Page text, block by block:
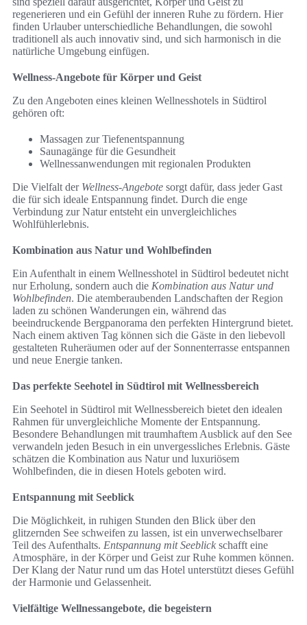
regenerieren und ein Gefühl der inneren Ruhe zu fördern. Hier
finden Urlauber unterschiedliche Behandlungen, die sowohl
traditionell als auch innovativ sind, und sich harmonisch in die
natürliche Umgebung einfügen.
Wellness-Angebote für Körper und Geist
Zu den Angeboten eines kleinen Wellnesshotels in Südtirol
gehören oft:
Massagen zur Tiefenentspannung
Saunagänge für die Gesundheit
Wellnessanwendungen mit regionalen Produkten
Die Vielfalt der Wellness-Angebote sorgt dafür, dass jeder Gast
die für sich ideale Entspannung findet. Durch die enge
Verbindung zur Natur entsteht ein unvergleichliches
Wohlfühlerlebnis.
Kombination aus Natur und Wohlbefinden
Ein Aufenthalt in einem Wellnesshotel in Südtirol bedeutet nicht
nur Erholung, sondern auch die Kombination aus Natur und
Wohlbefinden. Die atemberaubenden Landschaften der Region
laden zu schönen Wanderungen ein, während das
beeindruckende Bergpanorama den perfekten Hintergrund bietet.
Nach einem aktiven Tag können sich die Gäste in den liebevoll
gestalteten Ruheräumen oder auf der Sonnenterrasse entspannen
und neue Energie tanken.
Das perfekte Seehotel in Südtirol mit Wellnessbereich
Ein Seehotel in Südtirol mit Wellnessbereich bietet den idealen
Rahmen für unvergleichliche Momente der Entspannung.
Besondere Behandlungen mit traumhaftem Ausblick auf den See
verwandeln jeden Besuch in ein unvergessliches Erlebnis. Gäste
schätzen die Kombination aus Natur und luxuriösem
Wohlbefinden, die in diesen Hotels geboten wird.
Entspannung mit Seeblick
Die Möglichkeit, in ruhigen Stunden den Blick über den
glitzernden See schweifen zu lassen, ist ein unverwechselbarer
Teil des Aufenthalts. Entspannung mit Seeblick schafft eine
Atmosphäre, in der Körper und Geist zur Ruhe kommen können.
Der Klang der Natur rund um das Hotel unterstützt dieses Gefühl
der Harmonie und Gelassenheit.
Vielfältige Wellnessangebote, die begeistern